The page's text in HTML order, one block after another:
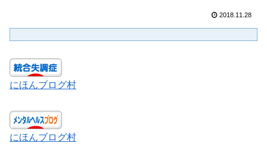
2018.11.28
にほんブログ村
にほんブログ村